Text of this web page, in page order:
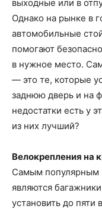
выходные или в
Однако на рынке в
автомобильные
помогают
в нужное место.
— это те, которые
заднюю дверь и на
недостатки есть у
из них лучший?
Велокрепления на
Самым популярным
являются
установить до пяти